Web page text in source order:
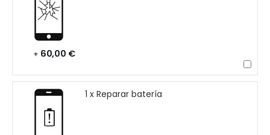
+ 60,00 €
1 x Reparar batería